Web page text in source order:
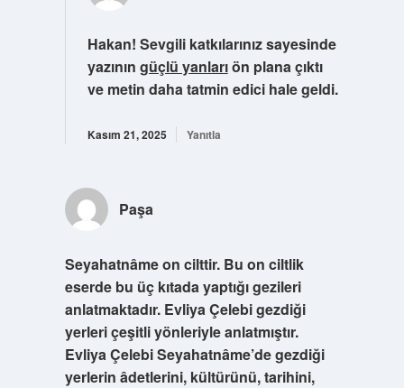
Hakan! Sevgili katkılarınız sayesinde
yazının güçlü yanlarıön plana çıktı
ve metin daha tatmin edici hale geldi.
Kasım 21, 2025 Yanıtla
Paşa
Seyahatnâme on cilttir. Bu on ciltlik
eserde bu üç kıtada yaptığı gezileri
anlatmaktadır. Evliya Çelebi gezdiği
yerleri çeşitli yönleriyle anlatmıştır.
Evliya Çelebi Seyahatnâme’de gezdiği
yerlerin âdetlerini, kültürünü, tarihini,